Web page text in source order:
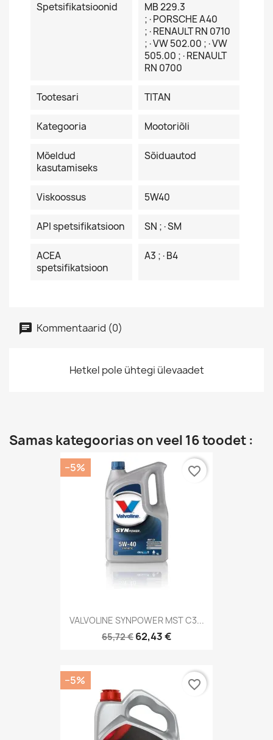
Spetsifikatsioonid
MB 229.3
;·PORSCHE A40
;·RENAULT RN 0710
;·VW 502.00 ;·VW
505.00 ;·RENAULT
RN 0700
Tootesari TITAN
Kategooria Mootoriõli
Mõeldud
kasutamiseks
Sõiduautod
Viskoossus 5W40
API spetsifikatsioon SN ;·SM
ACEA
spetsifikatsioon
A3 ;·B4
Kommentaarid (0)
Hetkel pole ühtegi ülevaadet
Samas kategoorias on veel 16 toodet :
VALVOLINE SYNPOWER MST C3...
65,72 € 62,43 €
−5% favorite_border
−5% favorite_border